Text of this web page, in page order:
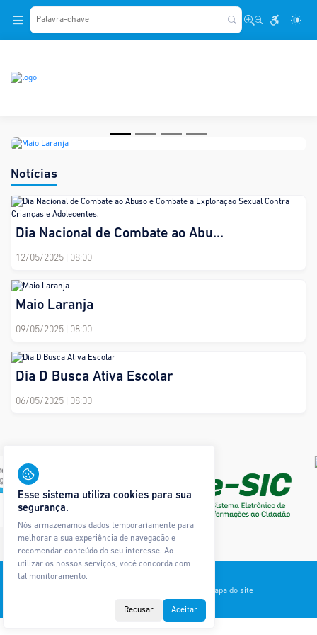
Notícias
Dia Nacional de Combate ao Abu...
12/05/2025 | 08:00
Maio Laranja
09/05/2025 | 08:00
Dia D Busca Ativa Escolar
06/05/2025 | 08:00
Todos os direitos reservados © Ágape Sistemas
ContatoPolítica de PrivacidadeGlossárioMapa do site
Esse sistema utiliza cookies para sua
segurança.
Nós armazenamos dados temporariamente para
melhorar a sua experiência de navegação e
recomendar conteúdo do seu interesse. Ao
utilizar os nossos serviços, você concorda com
tal monitoramento.
Recusar Aceitar